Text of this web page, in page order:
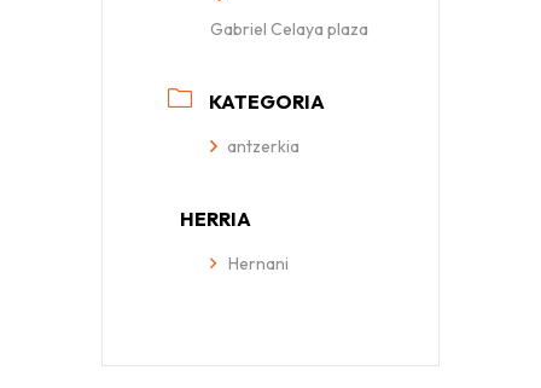
Gabriel Celaya plaza
KATEGORIA
antzerkia
HERRIA
Hernani